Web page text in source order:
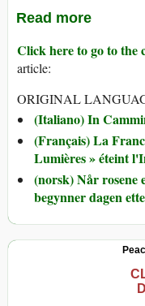
Read more
Click here to go to the
article:
ORIGINAL
(Italiano) In
(Français) La
Lumières » éteint
(norsk) Når rosene
begynner dagen